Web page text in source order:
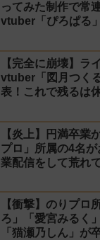
ってみた制作で常
vtuber「ぴろぱる
【完全に崩壊】ラ
vtuber「図月つく
表！これで残るは
【炎上】円満卒業
プロ」所属の4名
業配信をして荒れ
【衝撃】のりプロ
ろ」「愛宮みるく
「猫瀬乃しん」が